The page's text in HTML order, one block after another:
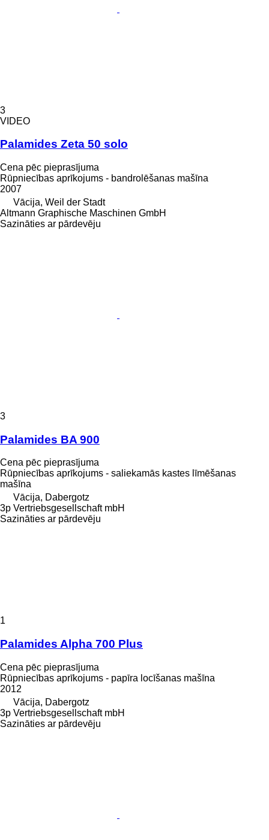
3
VIDEO
Palamides Zeta 50 solo
Cena pēc pieprasījuma
Rūpniecības aprīkojums - bandrolēšanas mašīna
2007
Vācija, Weil der Stadt
Altmann Graphische Maschinen GmbH
Sazināties ar pārdevēju
3
Palamides BA 900
Cena pēc pieprasījuma
Rūpniecības aprīkojums - saliekamās kastes līmēšanas
mašīna
Vācija, Dabergotz
3p Vertriebsgesellschaft mbH
Sazināties ar pārdevēju
1
Palamides Alpha 700 Plus
Cena pēc pieprasījuma
Rūpniecības aprīkojums - papīra locīšanas mašīna
2012
Vācija, Dabergotz
3p Vertriebsgesellschaft mbH
Sazināties ar pārdevēju